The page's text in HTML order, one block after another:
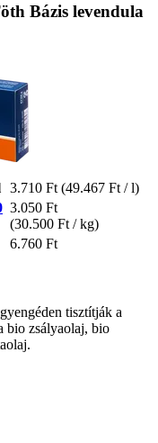
Bázis levendula
3.710 Ft (49.467 Ft / l)
3.050 Ft
(30.500 Ft / kg)
6.760 Ft
tisztítják a
bio zsályaolaj, bio